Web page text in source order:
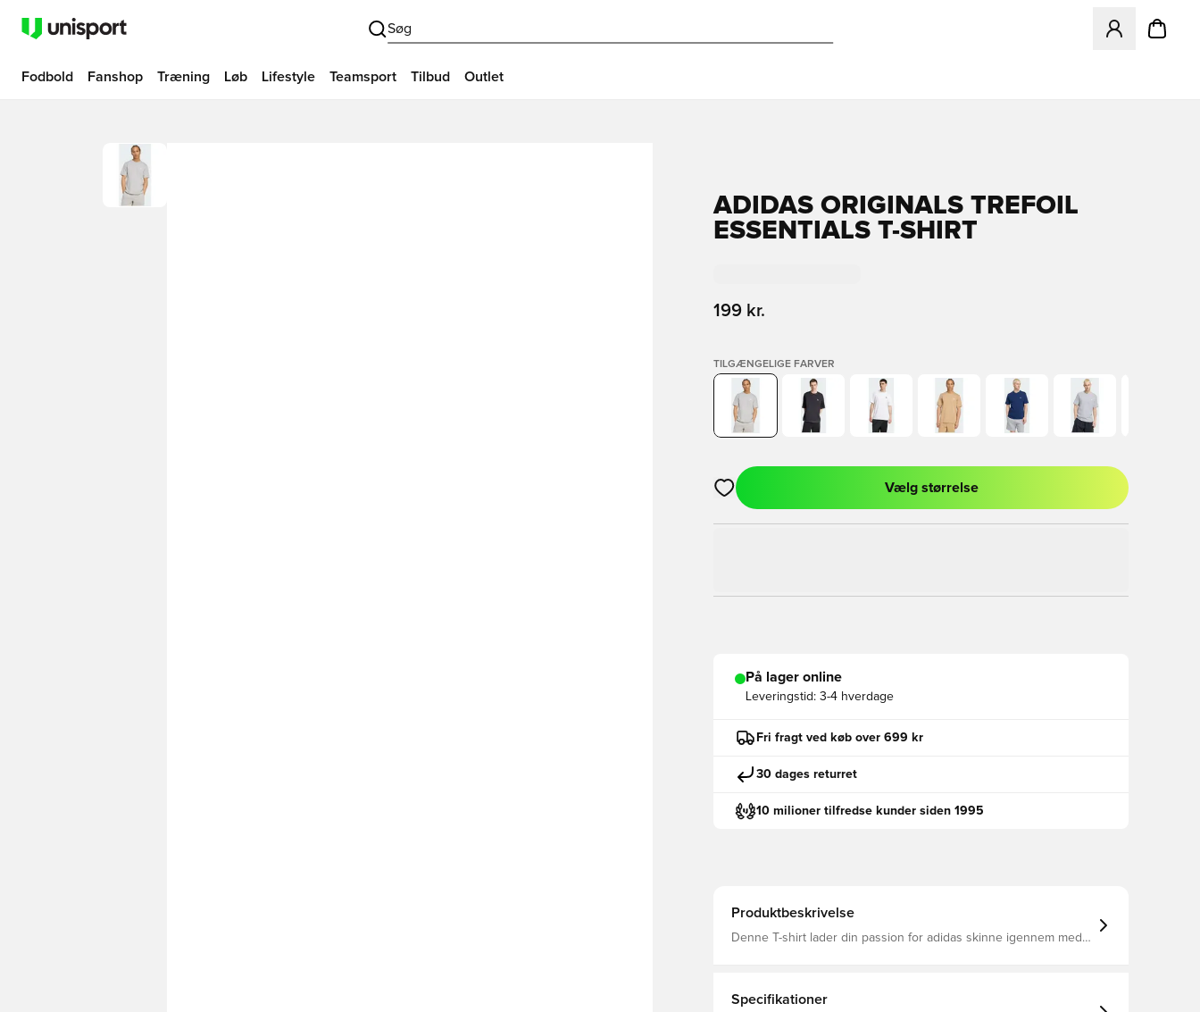
Søg
Åbner en
Fodbold Fanshop Træning Løb Lifestyle Teamsport Tilbud Outlet
ADIDAS ORIGINALS TREFOIL
ESSENTIALS T-SHIRT
199 kr.
TILGÆNGELIGE FARVER
Åbner en Modal til at logge ind eller tilmelde dig som medlem
Vælg størrelse
På lager online
Leveringstid: 3-4 hverdage
Fri fragt ved køb over 699 kr
30 dages returret
10 milioner tilfredse kunder siden 1995
Produktbeskrivelse
Denne T-shirt lader din passion for adidas skinne igennem med
ikonisk. Almindelig pasform Rund hals 100 % bomuld
Specifikationer